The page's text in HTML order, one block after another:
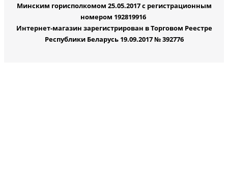
Минским горисполкомом 25.05.2017 с регистрационным
номером 192819916
Интернет-магазин зарегистрирован в Торговом Реестре
Республики Беларусь 19.09.2017 № 392776